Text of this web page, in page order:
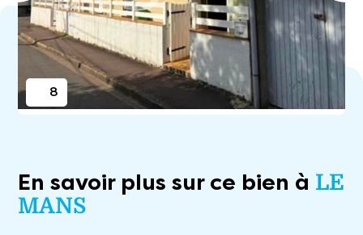
8
En savoir plus sur ce bien à LE
MANS